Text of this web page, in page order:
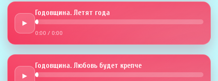
►
Годовщина. Летят года
0:00 / 0:00
►
Годовщина. Любовь будет крепче